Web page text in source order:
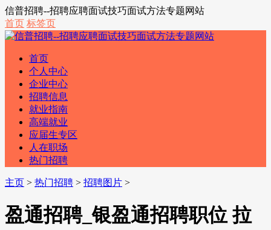
信普招聘--招聘应聘面试技巧面试方法专题网站
首页 标签页
首页
个人中心
企业中心
招聘信息
就业指南
高端就业
应届生专区
人在职场
热门招聘
主页 > 热门招聘 > 招聘图片 >
盈通招聘_银盈通招聘职位 拉